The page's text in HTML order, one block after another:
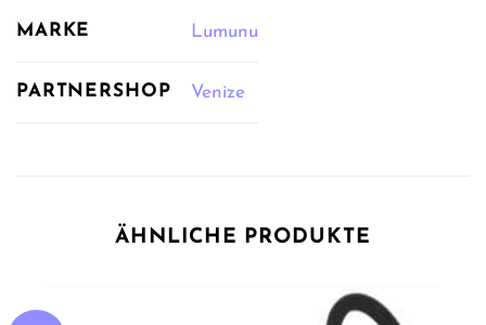
MARKE Lumunu
PARTNERSHOP Venize
ÄHNLICHE PRODUKTE